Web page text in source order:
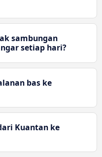
sambungan
setiap hari?
bas ke
Kuantan ke